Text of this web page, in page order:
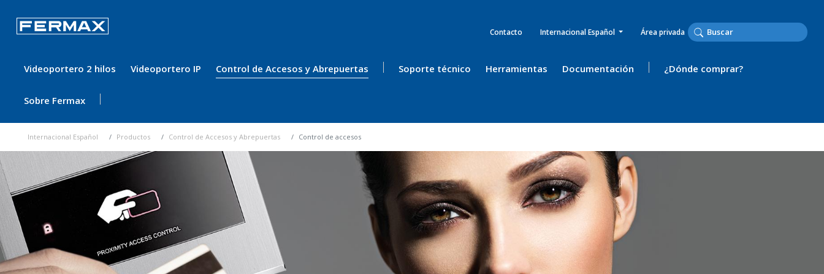
Contacto Internacional Español Área privada
Videoportero 2 hilos Videoportero IP Control de Accesos y Abrepuertas Soporte técnico Herramientas Documentación ¿Dónde comprar?
Sobre Fermax
Internacional Español Productos Control de Accesos y Abrepuertas Control de accesos